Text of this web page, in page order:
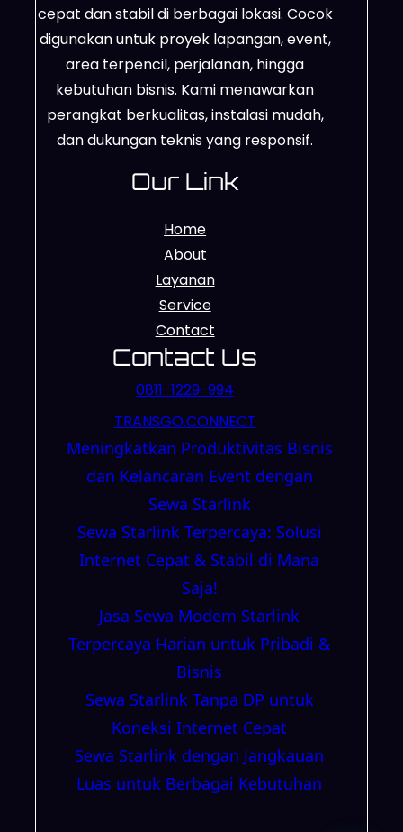
cepat dan stabil di berbagai lokasi. Cocok
digunakan untuk proyek lapangan, event,
area terpencil, perjalanan, hingga
kebutuhan bisnis. Kami menawarkan
perangkat berkualitas, instalasi mudah,
dan dukungan teknis yang responsif.
Our Link
Home
About
Layanan
Service
Contact
Contact Us
0811-1229-994
TRANSGO.CONNECT
Meningkatkan Produktivitas Bisnis
dan Kelancaran Event dengan
Sewa Starlink
Sewa Starlink Terpercaya: Solusi
Internet Cepat & Stabil di Mana
Saja!
Jasa Sewa Modem Starlink
Terpercaya Harian untuk Pribadi &
Bisnis
Sewa Starlink Tanpa DP untuk
Koneksi Internet Cepat
Sewa Starlink dengan Jangkauan
Luas untuk Berbagai Kebutuhan